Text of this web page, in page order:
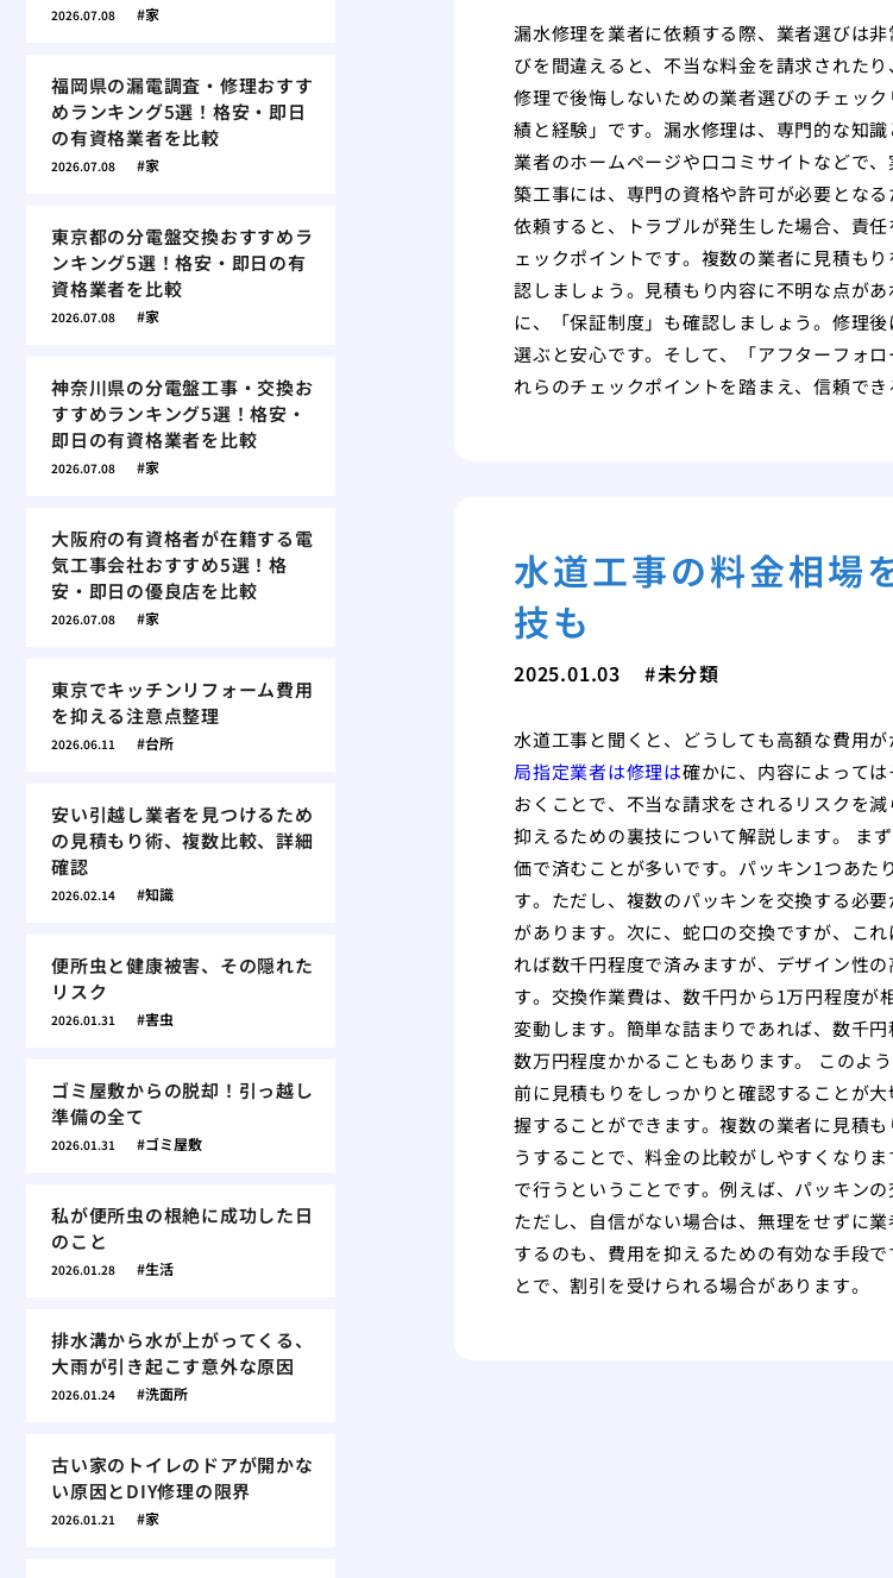
漏水修理を業者に依頼する際、業者選びは非
びを間違えると、不当な料金を請求された
修理で後悔しないための業者選びのチェッ
績と経験」です。漏水修理は、専門的な知
業者のホームページや口コミサイトなどで
築工事には、専門の資格や許可が必要とな
依頼すると、トラブルが発生した場合、責
ェックポイントです。複数の業者に見積も
認しましょう。見積もり内容に不明な点が
に、「保証制度」も確認しましょう。修理
選ぶと安心です。そして、「アフターフォ
れらのチェックポイントを踏まえ、信頼で
水道工事の料金相場
技も
2025.01.03 未分類
水道工事と聞くと、どうしても高額な費用
局指定業者は修理は確かに、内容によって
おくことで、不当な請求をされるリスクを
抑えるための裏技について解説します。 ま
価で済むことが多いです。パッキン1つあた
す。ただし、複数のパッキンを交換する必
があります。次に、蛇口の交換ですが、こ
れば数千円程度で済みますが、デザイン性
す。交換作業費は、数千円から1万円程度
変動します。簡単な詰まりであれば、数千
数万円程度かかることもあります。 このよ
前に見積もりをしっかりと確認することが
握することができます。複数の業者に見積
うすることで、料金の比較がしやすくなり
で行うということです。例えば、パッキン
ただし、自信がない場合は、無理をせずに
するのも、費用を抑えるための有効な手段
とで、割引を受けられる場合があります。
2026.07.08 家
福岡県の漏電調査・修理おすす
めランキング5選！格安・即日
の有資格業者を比較
2026.07.08 家
東京都の分電盤交換おすすめラ
ンキング5選！格安・即日の有
資格業者を比較
2026.07.08 家
神奈川県の分電盤工事・交換お
すすめランキング5選！格安・
即日の有資格業者を比較
2026.07.08 家
大阪府の有資格者が在籍する電
気工事会社おすすめ5選！格
安・即日の優良店を比較
2026.07.08 家
東京でキッチンリフォーム費用
を抑える注意点整理
2026.06.11 台所
安い引越し業者を見つけるため
の見積もり術、複数比較、詳細
確認
2026.02.14 知識
便所虫と健康被害、その隠れた
リスク
2026.01.31 害虫
ゴミ屋敷からの脱却！引っ越し
準備の全て
2026.01.31 ゴミ屋敷
私が便所虫の根絶に成功した日
のこと
2026.01.28 生活
排水溝から水が上がってくる、
大雨が引き起こす意外な原因
2026.01.24 洗面所
古い家のトイレのドアが開かな
い原因とDIY修理の限界
2026.01.21 家